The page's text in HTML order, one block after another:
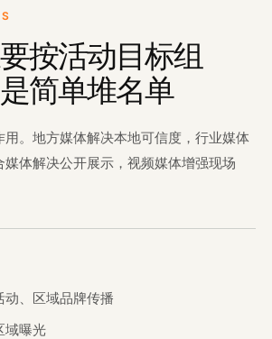
按活动目标组
简单堆名单
。地方媒体解决本地可信度，行业媒体
体解决公开展示，视频媒体增强现场
、区域品牌传播
域曝光